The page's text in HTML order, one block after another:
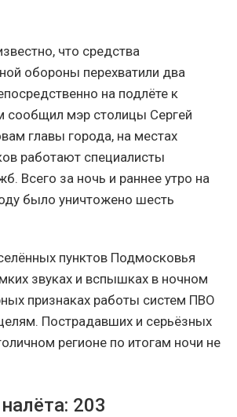
что средства
обороны перехватили два
на подлёте к
сообщил мэр столицы Сергей
главы города, на местах
работают специалисты
Всего за ночь и раннее утро на
было уничтожено шесть
пунктов Подмосковья
звуках и вспышках в ночном
признаках работы систем ПВО
Пострадавших и серьёзных
регионе по итогам ночи не
203